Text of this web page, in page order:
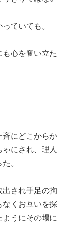
ていても。
心を奮い立た
にどこからか
にされ、理人
。
され手足の拘
なくお互いを探
ようにその場に